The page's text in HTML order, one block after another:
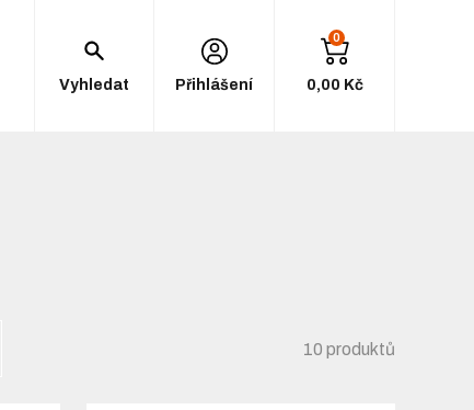
Vyhledat Přihlášení
0
0,00 Kč
10 produktů